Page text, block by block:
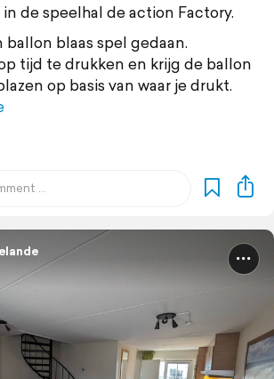
de speelhal de action Factory.
blaas spel gedaan.
tijd te drukken en krijg de ballon
op basis van waar je drukt.